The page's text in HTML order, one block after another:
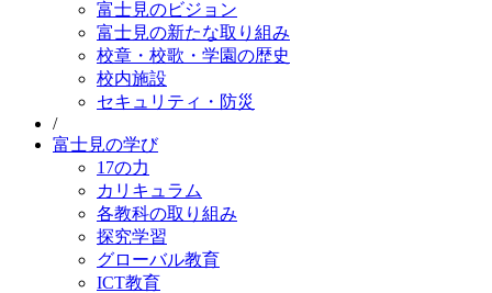
富士見のビジョン
富士見の新たな取り組み
校章・校歌・学園の歴史
校内施設
セキュリティ・防災
/
富士見の学び
17の力
カリキュラム
各教科の取り組み
探究学習
グローバル教育
ICT教育